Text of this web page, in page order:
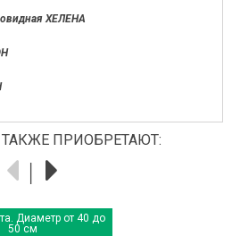
ХЕЛЕНА
ПРИОБРЕТАЮТ:
Диаметр от 40 до
50 см